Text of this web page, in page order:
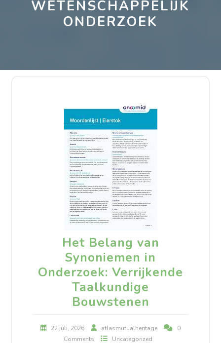
WETENSCHAPPELIJK
ONDERZOEK
Het Belang van
Synoniemen in
Onderzoek: Verrijkende
Taalkundige
Bouwstenen
22 juli, 2026 atlasmutualheritage
0
Comments
Uncategorized